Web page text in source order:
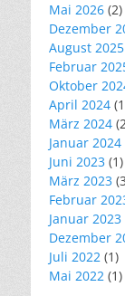
Mai 2026 (2)
Dezember
August 2025
Februar
Oktober
April 2024
März 2024
Januar 2024
Juni 2023 (1)
März 2023
Februar
Januar 2023
Dezember
Juli 2022 (1)
Mai 2022 (1)